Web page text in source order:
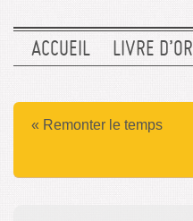
ACCUEIL LIVRE D’OR
« Remonter le temps